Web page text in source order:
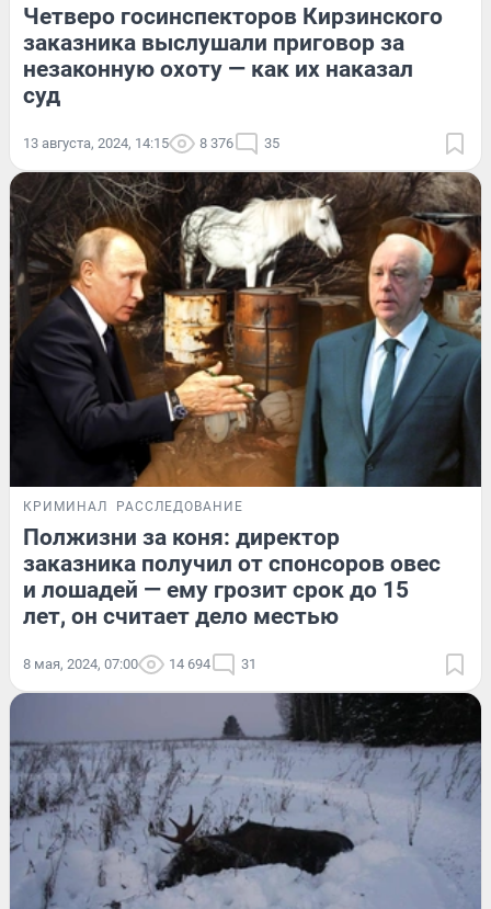
Четверо госинспекторов Кирзинского
заказника выслушали приговор за
незаконную охоту — как их наказал
суд
13 августа, 2024, 14:15 8 376 35
КРИМИНАЛ РАССЛЕДОВАНИЕ
Полжизни за коня: директор
заказника получил от спонсоров овес
и лошадей — ему грозит срок до 15
лет, он считает дело местью
8 мая, 2024, 07:00 14 694 31